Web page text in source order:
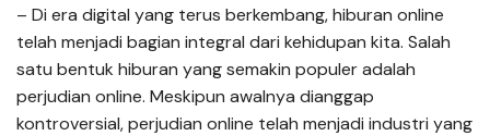
– Di era digital yang terus berkembang, hiburan online
telah menjadi bagian integral dari kehidupan kita. Salah
satu bentuk hiburan yang semakin populer adalah
perjudian online. Meskipun awalnya dianggap
kontroversial, perjudian online telah menjadi industri yang